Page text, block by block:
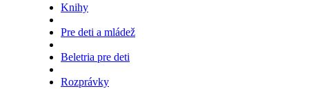
Knihy
Pre deti a mládež
Beletria pre deti
Rozprávky